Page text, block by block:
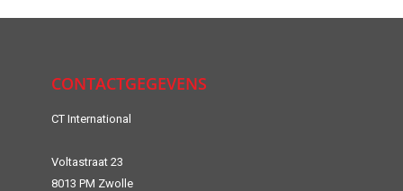
CONTACTGEGEVENS
CT International
Voltastraat 23
8013 PM Zwolle